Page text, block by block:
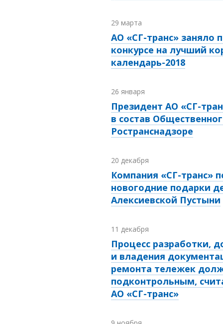
29 марта
АО «СГ-транс» заняло
конкурсе на лучший
календарь-2018
26 января
Президент АО «СГ-
в состав
Ространснадзоре
20 декабря
Компания «СГ-транс»
новогодние подарки
Алексиевской Пустыни
11 декабря
Процесс разработки,
и владения
ремонта тележек
подконтрольным,
АО «СГ-транс»